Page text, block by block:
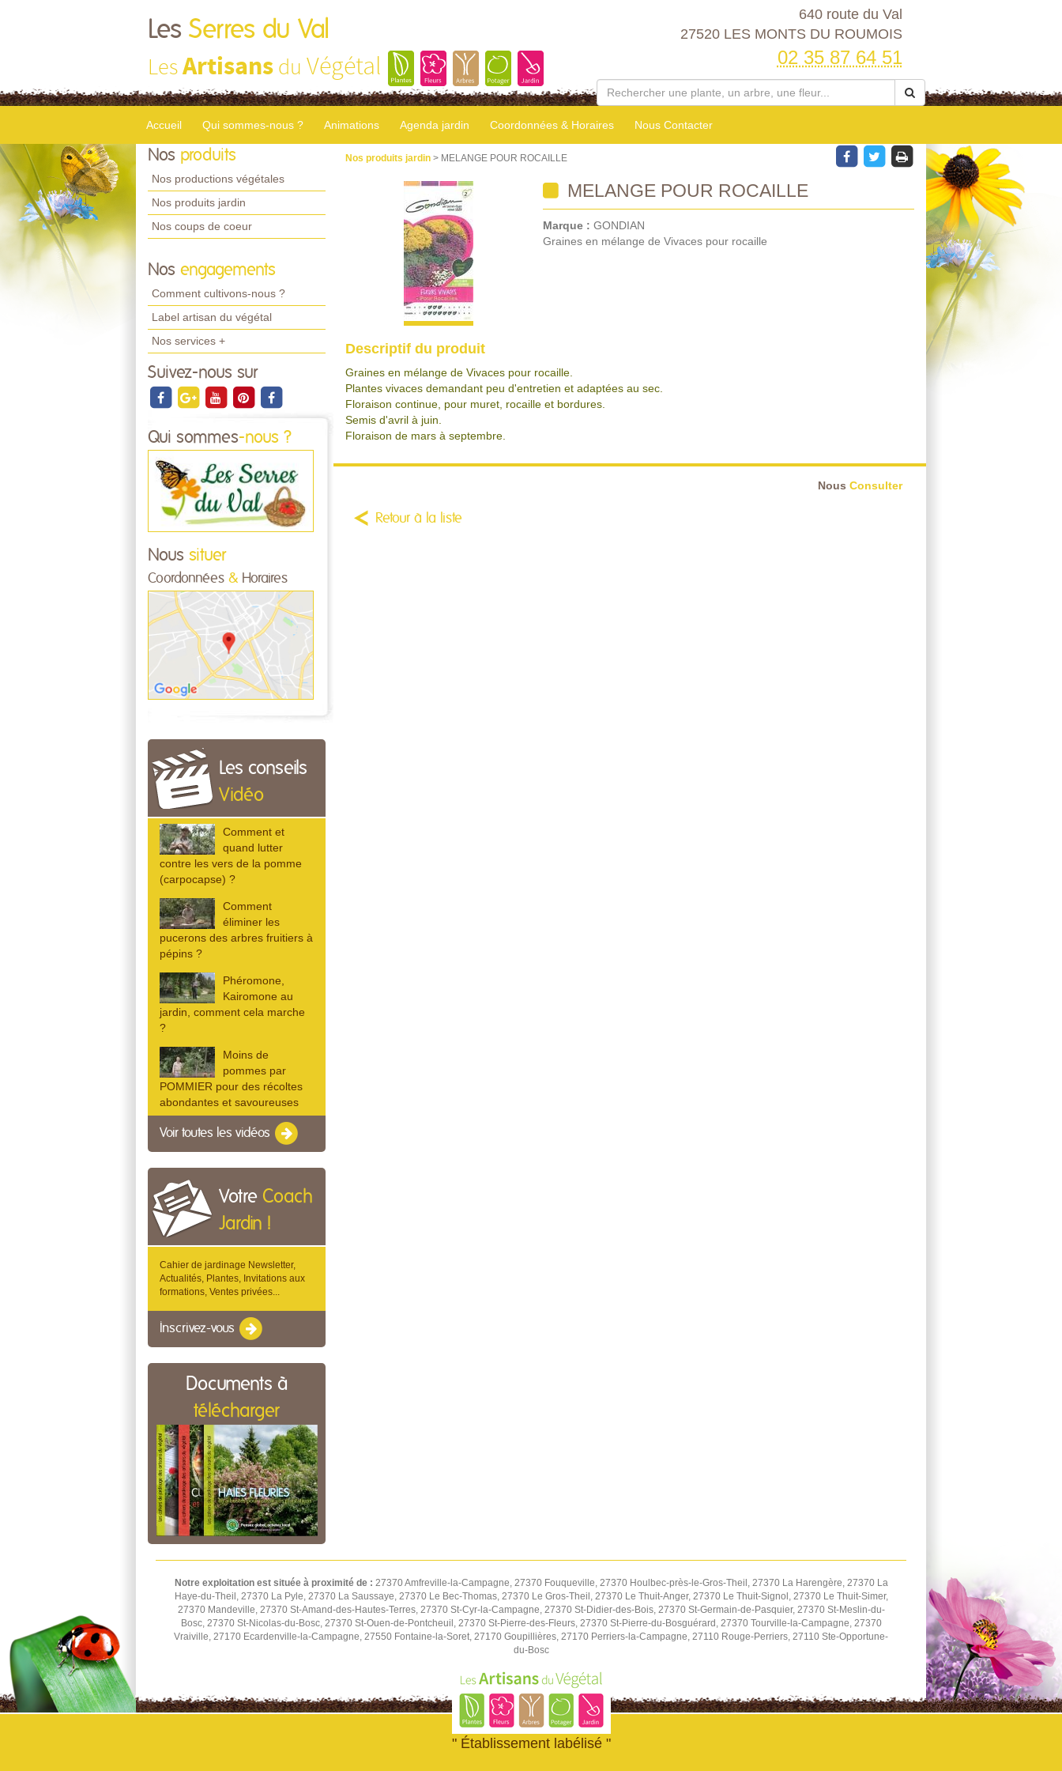
Les Serres du Val
LesArtisans du Végétal
640 route du Val
27520 LES MONTS DU ROUMOIS
02 35 87 64 51
Accueil Qui sommes-nous ? Animations Agenda jardin Coordonnées & Horaires Nous Contacter
Nos produits
Nos productions végétales
Nos produits jardin
Nos coups de coeur
Nos engagements
Comment cultivons-nous ?
Label artisan du végétal
Nos services +
Suivez-nous sur
Qui sommes-nous ?
Nous situer
Coordonnées & Horaires
Les conseils
Vidéo
Comment et
quand lutter
contre les vers de la pomme
(carpocapse) ?
Comment
éliminer les
pucerons des arbres fruitiers à
pépins ?
Phéromone,
Kairomone au
jardin, comment cela marche
?
Moins de
pommes par
POMMIER pour des récoltes
abondantes et savoureuses
Voir toutes les vidéos
Votre Coach
Jardin !
Cahier de jardinage Newsletter,
Actualités, Plantes, Invitations aux
formations, Ventes privées...
Inscrivez-vous
Documents à
télécharger
Nos produits jardin > MELANGE POUR ROCAILLE
MELANGE POUR ROCAILLE
Marque : GONDIAN
Graines en mélange de Vivaces pour rocaille
Descriptif du produit
Graines en mélange de Vivaces pour rocaille.
Plantes vivaces demandant peu d'entretien et adaptées au sec.
Floraison continue, pour muret, rocaille et bordures.
Semis d'avril à juin.
Floraison de mars à septembre.
Nous Consulter
Retour à la liste
Notre exploitation est située à proximité de : 27370 Amfreville-la-Campagne, 27370 Fouqueville, 27370 Houlbec-près-le-Gros-Theil, 27370 La Harengère, 27370 La
Haye-du-Theil, 27370 La Pyle, 27370 La Saussaye, 27370 Le Bec-Thomas, 27370 Le Gros-Theil, 27370 Le Thuit-Anger, 27370 Le Thuit-Signol, 27370 Le Thuit-Simer,
27370 Mandeville, 27370 St-Amand-des-Hautes-Terres, 27370 St-Cyr-la-Campagne, 27370 St-Didier-des-Bois, 27370 St-Germain-de-Pasquier, 27370 St-Meslin-du-
Bosc, 27370 St-Nicolas-du-Bosc, 27370 St-Ouen-de-Pontcheuil, 27370 St-Pierre-des-Fleurs, 27370 St-Pierre-du-Bosguérard, 27370 Tourville-la-Campagne, 27370
Vraiville, 27170 Ecardenville-la-Campagne, 27550 Fontaine-la-Soret, 27170 Goupillières, 27170 Perriers-la-Campagne, 27110 Rouge-Perriers, 27110 Ste-Opportune-
du-Bosc
" Établissement labélisé "